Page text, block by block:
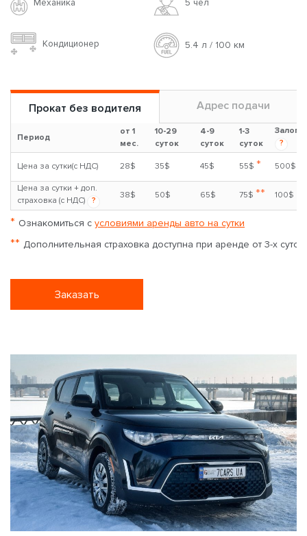
Механика 5 чел
Кондиционер 5.4 л / 100 км
Прокат без водителя Адрес подачи
Период
от 1
мес.
10-29
суток
4-9
суток
1-3
суток
Залог
?
Цена за сутки(с НДС) 28$ 35$ 45$ 55$ * 500$
Цена за сутки + доп.
страховка (с НДС)
?
38$ 50$ 65$ 75$ ** 100$
* Ознакомиться с условиями аренды авто на сутки
** Дополнительная страховка доступна при аренде от 3-х суток
Заказать